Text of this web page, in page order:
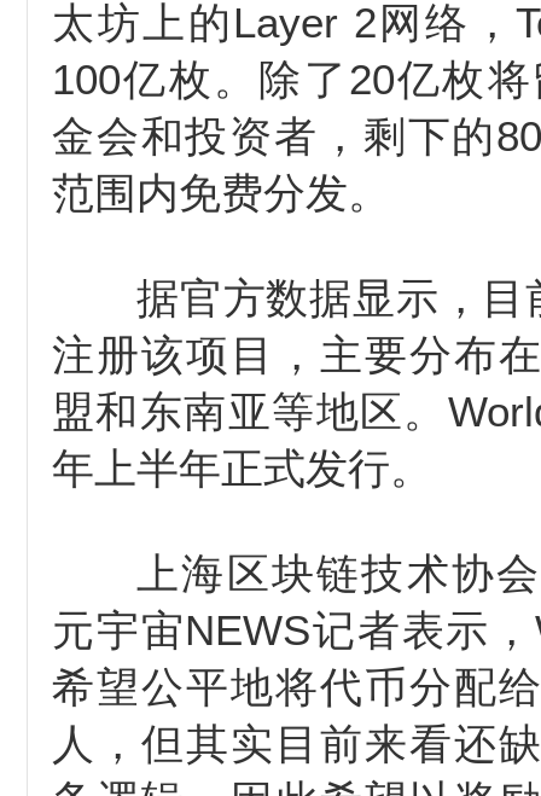
太坊上的Layer 2网络，
100亿枚。除了20亿枚
金会和投资者，剩下的
范围内免费分发。
据官方数据显示，目
注册该项目，主要分布
盟和东南亚等地区。
年上半年正式发行。
上海区块链技术协
元宇宙NEWS记者表示
希望公平地将代币分配
人，但其实目前来看还